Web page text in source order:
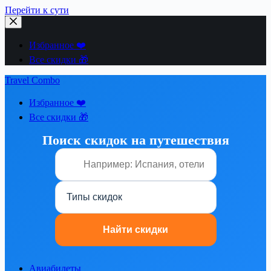
Перейти к сути
Избранное ❤️
Все скидки 🎁
Travel Combo
Избранное ❤️
Все скидки 🎁
Поиск скидок на путешествия
Авиабилеты